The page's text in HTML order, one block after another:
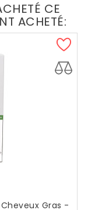
CE
ACHETÉ:
Gras -